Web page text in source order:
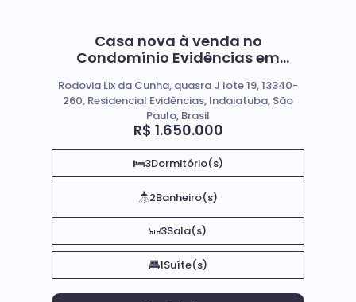
Casa nova à venda no
Condomínio Evidências em
R$ 1.650.000
Rodovia Lix da Cunha, quasra J lote 19, 13340-
260, Residencial Evidências, Indaiatuba, São
Paulo, Brasil
3Dormitório(s)
2Banheiro(s)
3Sala(s)
1Suíte(s)